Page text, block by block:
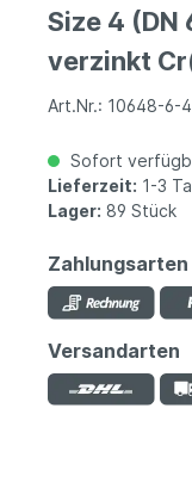
Size 4 (DN
verzinkt
Art.Nr.: 10648-6-4
Sofort
Lieferzeit: 1-3
Lager: 89 Stück
Zahlungsarten
Versandarten